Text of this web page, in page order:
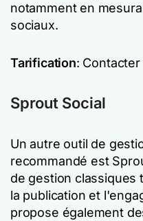
notamment en
sociaux.
Tarification:
Sprout Social
Un autre outil de
recommandé est
de gestion classiques
la publication et
propose également